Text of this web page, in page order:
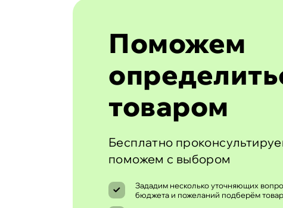
Поможем
товаром
Бесплатно
поможем с выбором
Зададим несколько уточняющих
бюджета и пожеланий подберём товар